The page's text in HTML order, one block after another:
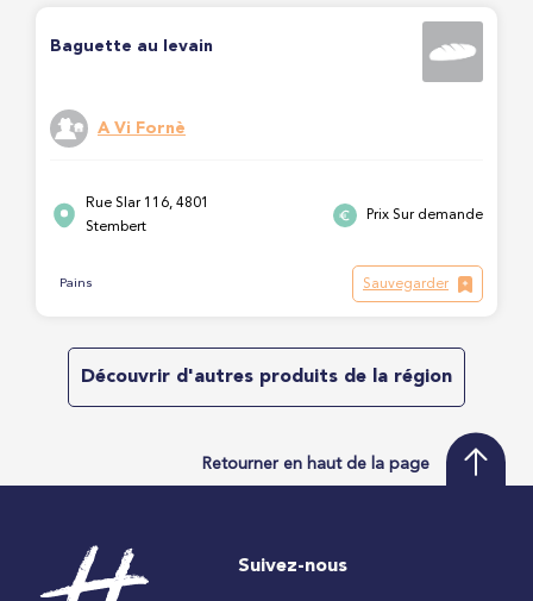
Baguette au levain
A Vi Fornè
Rue Slar 116, 4801
Stembert
Prix Sur demande
Pains Sauvegarder
Découvrir d'autres produits de la région
Retourner en haut de la page
Suivez-nous